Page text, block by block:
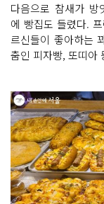
다음으로 참새가
에 빵집도 들렸다.
르신들이 좋아하는
춤인 피자빵, 또띠아